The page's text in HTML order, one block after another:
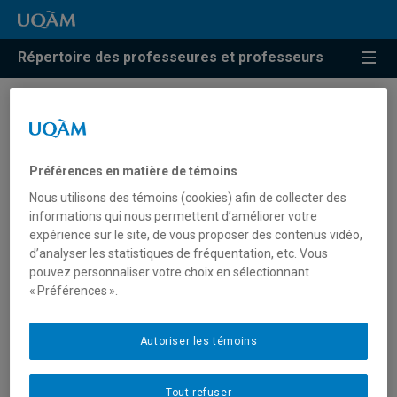
Répertoire des professeures et professeurs
Résultats de recherche pour
psychiatrie »
Faucher, Luc
faucher.luc@uqam.ca
Préférences en matière de témoins
Nous utilisons des témoins (cookies) afin de collecter des
informations qui nous permettent d’améliorer votre
expérience sur le site, de vous proposer des contenus vidéo,
d’analyser les statistiques de fréquentation, etc. Vous
pouvez personnaliser votre choix en sélectionnant
« Préférences ».
Tout refuser
Autoriser les témoins